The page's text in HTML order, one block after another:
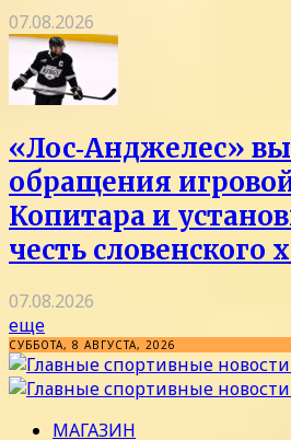
07.08.2026
«Лос‑Анджелес»
обращения
Копитара и
честь словенского
07.08.2026
еще
СУББОТА, 8 АВГУСТА, 2026
МАГАЗИН